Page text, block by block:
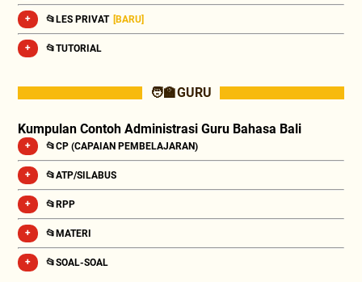
📂LES PRIVAT [BARU]
📂TUTORIAL
🧑‍🏫 GURU
Kumpulan Contoh Administrasi Guru Bahasa Bali
📂CP (CAPAIAN PEMBELAJARAN)
📂ATP/SILABUS
📂RPP
📂MATERI
📂SOAL-SOAL